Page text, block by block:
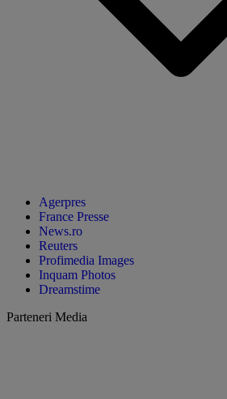
Agerpres
France Presse
News.ro
Reuters
Profimedia Images
Inquam Photos
Dreamstime
Parteneri Media